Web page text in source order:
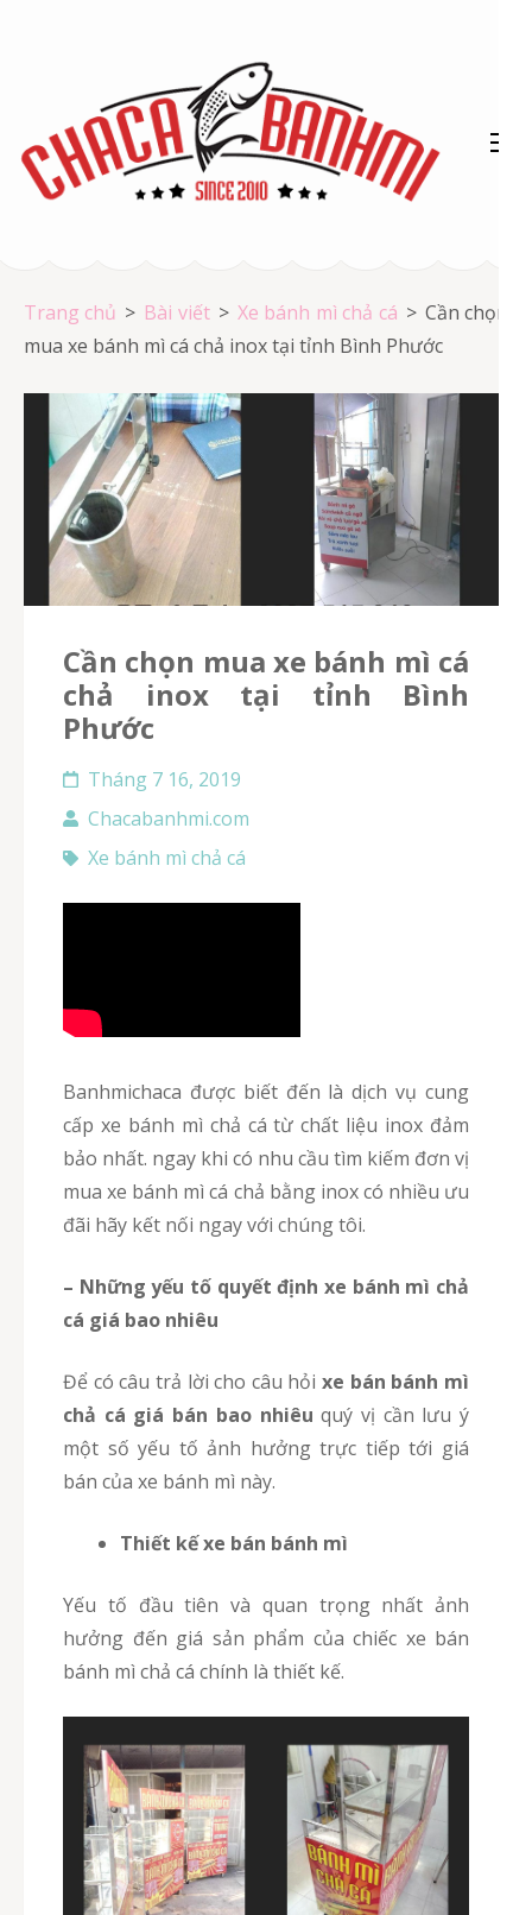
nội
dung
Trang chủ > Bài viết > Xe bánh mì chả cá > Cần chọn
mua xe bánh mì cá chả inox tại tỉnh Bình Phước
Cần chọn mua xe bánh mì cá
chả inox tại tỉnh Bình
Phước
Tháng 7 16, 2019
Chacabanhmi.com
Xe bánh mì chả cá
Banhmichaca được biết đến là dịch vụ cung
cấp xe bánh mì chả cá từ chất liệu inox đảm
bảo nhất. ngay khi có nhu cầu tìm kiếm đơn vị
mua xe bánh mì cá chả bằng inox có nhiều ưu
đãi hãy kết nối ngay với chúng tôi.
– Những yếu tố quyết định xe bánh mì chả
cá giá bao nhiêu
Để có câu trả lời cho câu hỏixe bán bánh mì
chả cá giá bán bao nhiêu quý vị cần lưu ý
một số yếu tố ảnh hưởng trực tiếp tới giá
bán của xe bánh mì này.
Thiết kế xe bán bánh mì
Yếu tố đầu tiên và quan trọng nhất ảnh
hưởng đến giá sản phẩm của chiếc xe bán
bánh mì chả cá chính là thiết kế.